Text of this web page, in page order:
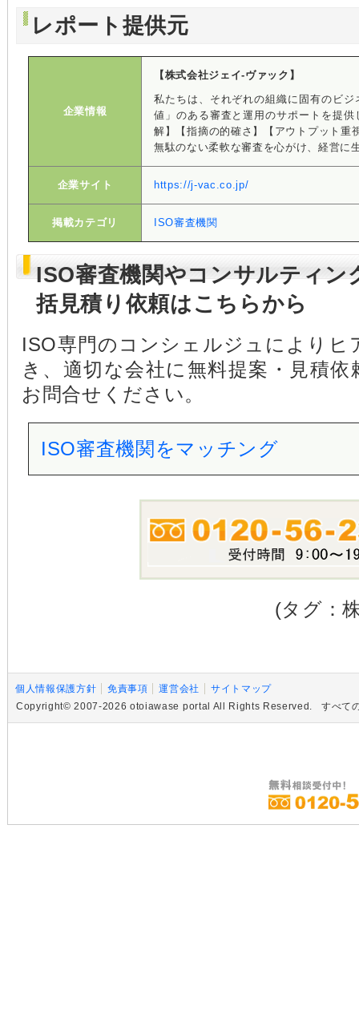
レポート提供元
企業情報
【株式会社ジェイ-ヴァック】
私たちは、それぞれの組織に固有のビ
値」のある審査と運用のサポートを提
解】【指摘の的確さ】【アウトプット重
無駄のない柔軟な審査を心がけ、経営に
企業サイト https://j-vac.co.jp/
掲載カテゴリ ISO審査機関
ISO審査機関やコンサルティン
括見積り依頼はこちらから
ISO専門のコンシェルジュにより
き、適切な会社に無料提案・見積
お問合せください。
ISO審査機関をマッチング
(タグ：
個人情報保護方針 免責事項 運営会社
サイトマップ
Copyright© 2007-2026 otoiawase portal All Rights Reserved. すべての